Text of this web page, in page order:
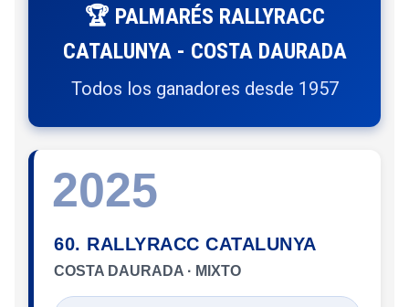
🏆 PALMARÉS RALLYRACC
CATALUNYA - COSTA DAURADA
Todos los ganadores desde 1957
2025
60. RALLYRACC CATALUNYA
COSTA DAURADA · MIXTO